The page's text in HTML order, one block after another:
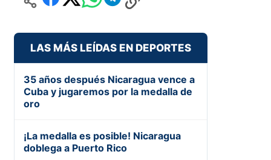
LAS MÁS LEÍDAS EN DEPORTES
35 años después Nicaragua vence a
Cuba y jugaremos por la medalla de
oro
¡La medalla es posible! Nicaragua
doblega a Puerto Rico